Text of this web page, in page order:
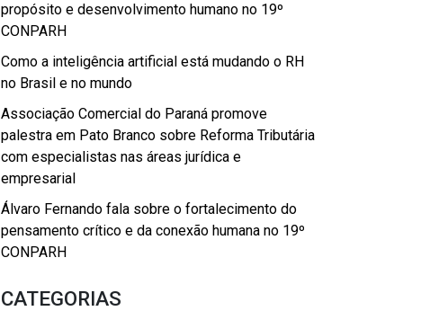
propósito e desenvolvimento humano no 19º
CONPARH
Como a inteligência artificial está mudando o RH
no Brasil e no mundo
Associação Comercial do Paraná promove
palestra em Pato Branco sobre Reforma Tributária
com especialistas nas áreas jurídica e
empresarial
Álvaro Fernando fala sobre o fortalecimento do
pensamento crítico e da conexão humana no 19º
CONPARH
CATEGORIAS